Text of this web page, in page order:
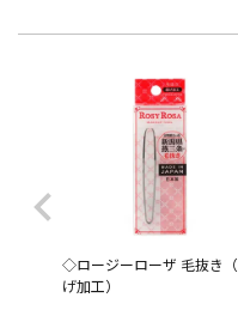
◇ロージーローザ 毛抜き
げ加工）